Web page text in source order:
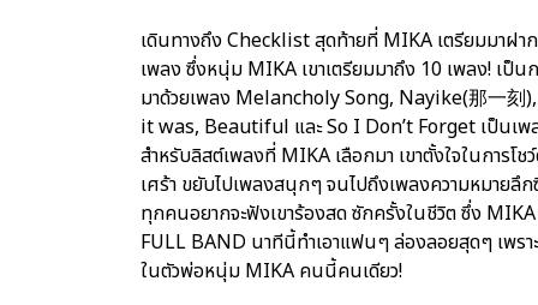
เดินทางถึง Checklist สุดท้ายที่ MIKA เตรียมมาฝ
เพลง ซึ่งหนุ่ม MIKA เขาเตรียมมาถึง 10 เพลง! เ
มาด้วยเพลง Melancholy Song, Nayike(那一
it was, Beautiful และ So I Don’t Forget เป็นเ
สำหรับลิสต์เพลงที่ MIKA เลือกมา เขาตั้งใจในการโ
เศร้า ขยับไปเพลงสนุกๆ จนไปถึงเพลงความหมายลึ
ทุกคนอยากจะฟังเขาร้องสด ซักครั้งในชีวิต ซึ่ง
FULL BAND นาทีนี้ทำเอาแฟนๆ ล่องลอยสุดๆ เพร
ในตัวพ่อหนุ่ม MIKA คนนี้คนเดียว!